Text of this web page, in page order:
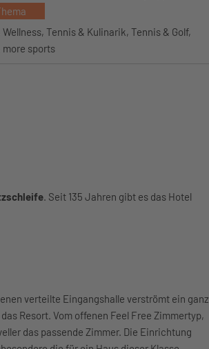
Tennis & Kulinarik, Tennis & Golf,
more sports
. Seit 135 Jahren gibt es das Hotel
verteilte Eingangshalle verströmt ein ganz
Resort. Vom offenen Feel Free Zimmertyp,
das passende Zimmer. Die Einrichtung